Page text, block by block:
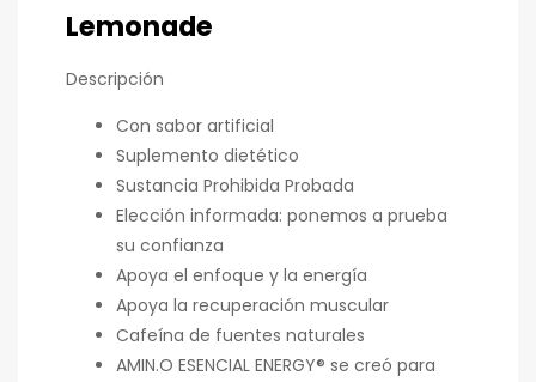
Lemonade
Descripción
Con sabor artificial
Suplemento dietético
Sustancia Prohibida Probada
Elección informada: ponemos a prueba
su confianza
Apoya el enfoque y la energía
Apoya la recuperación muscular
Cafeína de fuentes naturales
AMIN.O ESENCIAL ENERGY® se creó para